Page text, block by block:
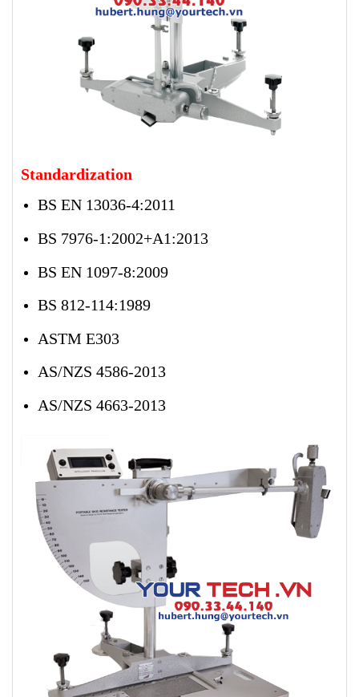
Standardization
BS EN 13036-4:2011
BS 7976-1:2002+A1:2013
BS EN 1097-8:2009
BS 812-114:1989
ASTM E303
AS/NZS 4586-2013
AS/NZS 4663-2013